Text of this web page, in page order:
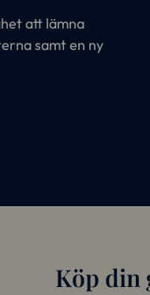
att lämna
samt en ny
Köp din